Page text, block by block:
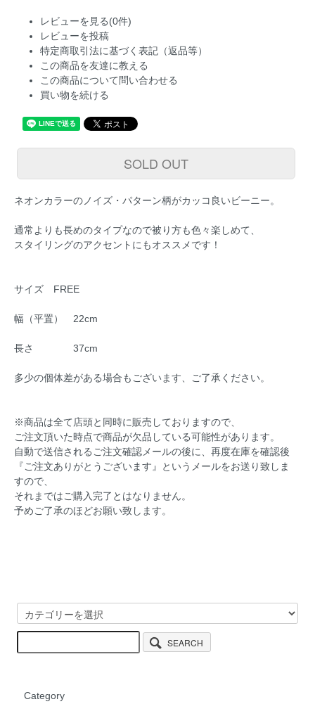
レビューを見る(0件)
レビューを投稿
特定商取引法に基づく表記（返品等）
この商品を友達に教える
この商品について問い合わせる
買い物を続ける
SOLD OUT
ネオンカラーのノイズ・パターン柄がカッコ良いビーニー。
通常よりも長めのタイプなので被り方も色々楽しめて、
スタイリングのアクセントにもオススメです！
サイズ FREE
幅（平置） 22cm
長さ 37cm
多少の個体差がある場合もございます、ご了承ください。
※商品は全て店頭と同時に販売しておりますので、
ご注文頂いた時点で商品が欠品している可能性があります。
自動で送信されるご注文確認メールの後に、再度在庫を確認後
『ご注文ありがとうございます』というメールをお送り致しま
すので、
それまではご購入完了とはなりません。
予めご了承のほどお願い致します。
SEARCH
Category